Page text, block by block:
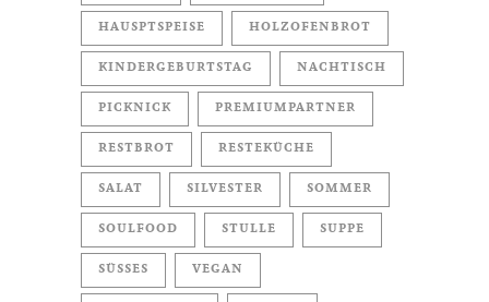
HAUSPTSPEISE HOLZOFENBROT
KINDERGEBURTSTAG NACHTISCH
PICKNICK PREMIUMPARTNER
RESTBROT RESTEKÜCHE
SALAT SILVESTER SOMMER
SOULFOOD STULLE SUPPE
SÜSSES VEGAN